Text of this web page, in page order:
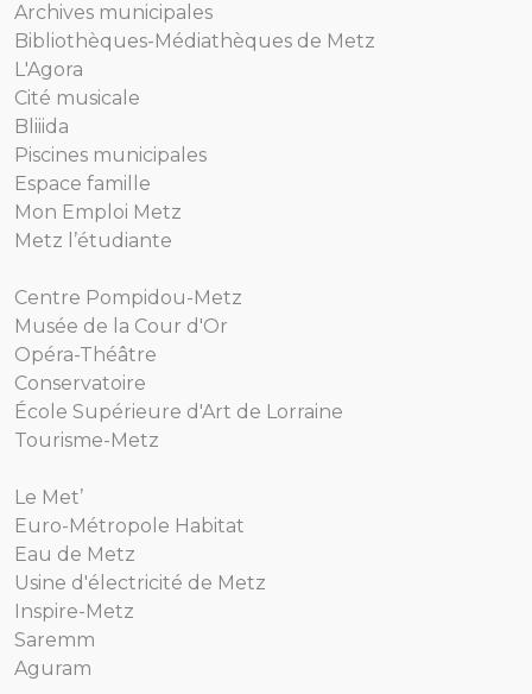
Archives municipales
Bibliothèques-Médiathèques de Metz
L'Agora
Cité musicale
Bliiida
Piscines municipales
Espace famille
Mon Emploi Metz
Metz l’étudiante
Centre Pompidou-Metz
Musée de la Cour d'Or
Opéra-Théâtre
Conservatoire
École Supérieure d'Art de Lorraine
Tourisme-Metz
Le Met’
Euro-Métropole Habitat
Eau de Metz
Usine d'électricité de Metz
Inspire-Metz
Saremm
Aguram